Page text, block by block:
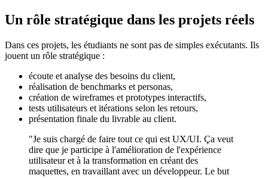
Un rôle stratégique dans les projets réels
Dans ces projets, les étudiants ne sont pas de simples exécutants. Ils
jouent un rôle stratégique :
écoute et analyse des besoins du client,
réalisation de benchmarks et personas,
création de wireframes et prototypes interactifs,
tests utilisateurs et itérations selon les retours,
présentation finale du livrable au client.
"Je suis chargé de faire tout ce qui est UX/UI. Ça veut
dire que je participe à l'amélioration de l'expérience
utilisateur et à la transformation en créant des
maquettes, en travaillant avec un développeur. Le but